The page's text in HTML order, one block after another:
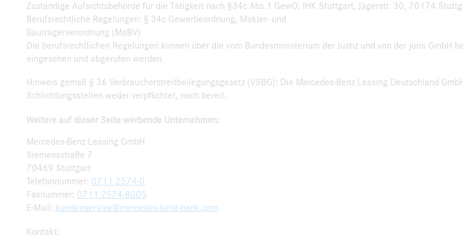
Zuständige Aufsichtsbehörde für die Tätigkeit nach §34c Abs.1 GewO: IHK Stuttgart, Jägerstr. 30, 70174
Berufsrechtliche Regelungen: § 34c Gewerbeordnung, Makler- und
Bauträgerverordnung (MaBV)
Die berufsrechtlichen Regelungen können über die vom Bundesministerium der Justiz und von der juris GmbH
eingesehen und abgerufen werden.
Hinweis gemäß § 36 Verbraucherstreitbeilegungsgesetz (VSBG): Die Mercedes-Benz Leasing Deutschland
Schlichtungsstellen weder verpflichtet, noch bereit.
Weitere auf dieser Seite werbende Unternehmen:
Mercedes-Benz Leasing GmbH
Siemensstraße 7
70469 Stuttgart
Telefonnummer: 0711 2574-0
Faxnummer: 0711 2574-8005
E-Mail: kundenservice@mercedes-benz-bank.com
Kontakt: